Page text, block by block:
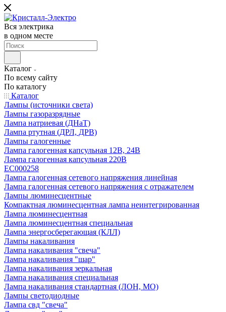
Вся электрика
в одном месте
Каталог
По всему сайту
По каталогу
Каталог
Лампы (источники света)
Лампы газоразрядные
Лампа натриевая (ДНаТ)
Лампа ртутная (ДРЛ, ДРВ)
Лампы галогенные
Лампа галогенная капсульная 12В, 24В
Лампа галогенная капсульная 220В
EC000258
Лампа галогенная сетевого напряжения линейная
Лампа галогенная сетевого напряжения с отражателем
Лампы люминесцентные
Компактная люминесцентная лампа неинтегрированная
Лампа люминесцентная
Лампа люминесцентная специальная
Лампа энергосберегающая (КЛЛ)
Лампы накаливания
Лампа накаливания "свеча"
Лампа накаливания "шар"
Лампа накаливания зеркальная
Лампа накаливания специальная
Лампа накаливания стандартная (ЛОН, МО)
Лампы светодиодные
Лампа свд "свеча"